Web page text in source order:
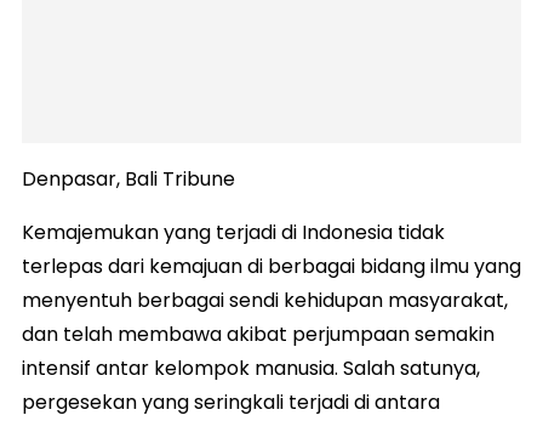
Denpasar, Bali Tribune
Kemajemukan yang terjadi di Indonesia tidak
terlepas dari kemajuan di berbagai bidang ilmu yang
menyentuh berbagai sendi kehidupan masyarakat,
dan telah membawa akibat perjumpaan semakin
intensif antar kelompok manusia. Salah satunya,
pergesekan yang seringkali terjadi di antara